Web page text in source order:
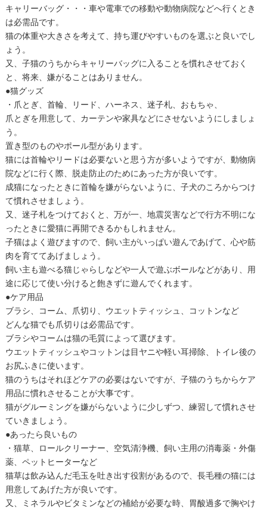
キャリーバッグ・・・車や電車での移動や動物病院などへ行くとき
は必需品です。
猫の体重や大きさを考えて、持ち運びやすいものを選ぶと良いでし
ょう。
又、子猫のうちからキャリーバッグに入ることを慣れさせておく
と、将来、嫌がることはありません。
●猫グッズ
・爪とぎ、首輪、リード、ハーネス、迷子札、おもちゃ、
爪とぎを用意して、カーテンや家具などにさせないようにしましょ
う。
置き型のものやポール型があります。
猫には首輪やリードは必要ないと思う方が多いようですが、動物病
院などに行く際、脱走防止のためにあった方が良いです。
成猫になったときに首輪を嫌がらないように、子犬のころからつけ
て慣れさせましょう。
又、迷子札をつけておくと、万が一、地震災害などで行方不明にな
ったときに愛猫に再開できるかもしれません。
子猫はよく遊びますので、飼い主がいっぱい遊んであげて、心や筋
肉を育ててあげましょう。
飼い主も遊べる猫じゃらしなどや一人で遊ぶボールなどがあり、用
途に応じて使い分けると飽きずに遊んでくれます。
●ケア用品
ブラシ、コーム、爪切り、ウエットティッシュ、コットンなど
どんな猫でも爪切りは必需品です。
ブラシやコームは猫の毛質によって選びます。
ウエットティッシュやコットンは目ヤニや軽い耳掃除、トイレ後の
お尻ふきに使います。
猫のうちはそれほどケアの必要はないですが、子猫のうちからケア
用品に慣れさせることが大事です。
猫がグルーミングを嫌がらないように少しずつ、練習して慣れさせ
ていきましょう。
●あったら良いもの
・猫草、ロールクリーナー、空気清浄機、飼い主用の消毒薬・外傷
薬、ペットヒーターなど
猫草は飲み込んだ毛玉を吐き出す役割があるので、長毛種の猫には
用意してあげた方が良いです。
又、ミネラルやビタミンなどの補給が必要な時、胃酸過多で胸やけ